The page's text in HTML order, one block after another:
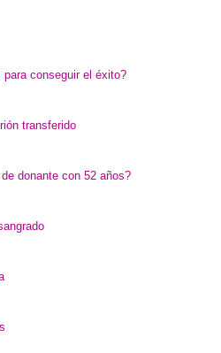
conseguir el éxito?
transferido
donante con 52 años?